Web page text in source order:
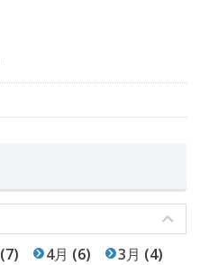
(7) 4月 (6) 3月 (4)